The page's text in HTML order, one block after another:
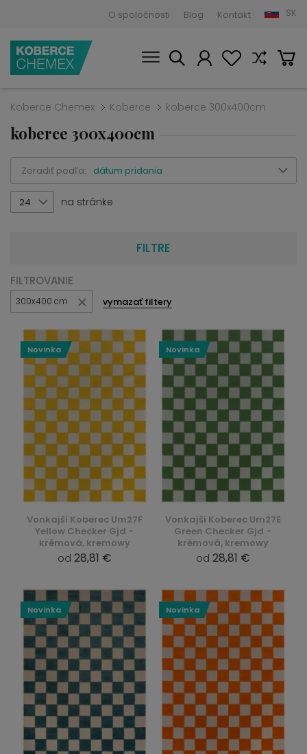
O spoločnosti Blog Kontakt SK
Koberce Chemex Koberce koberce 300x400cm
koberce 300x400cm
Zoradiť podľa: dátum pridania
24 na stránke
FILTRE
FILTROVANIE
300x400 cm vymazať filtery
Vonkajší Koberec Um27F
Yellow Checker Gjd -
krémová, kremowy
od 28,81 €
Novinka
Vonkajší Koberec Um27E
Green Checker Gjd -
krémová, kremowy
od 28,81 €
Novinka
Novinka Novinka